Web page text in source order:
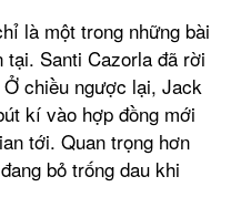
là một trong những bài
Santi Cazorla đã rời
chiều ngược lại, Jack
kí vào hợp đồng mới
tới. Quan trọng hơn
bỏ trống dau khi